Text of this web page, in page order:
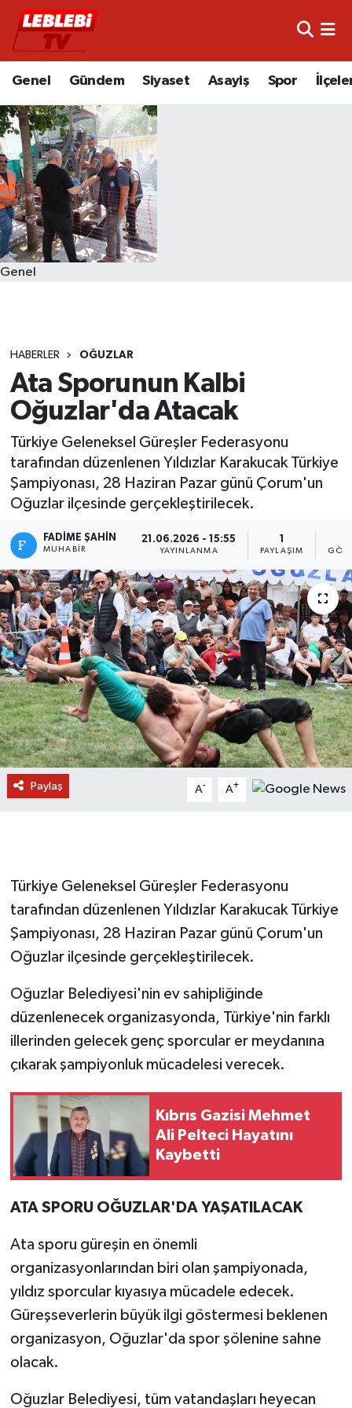
Genel Gündem Siyaset Asayiş Spor
Genel
HABERLER OĞUZLAR
Ata Sporunun Kalbi
Oğuzlar'da Atacak
Türkiye Geleneksel Güreşler Federasyonu
tarafından düzenlenen Yıldızlar Karakucak Türkiye
Şampiyonası, 28 Haziran Pazar günü Çorum'un
Oğuzlar ilçesinde gerçekleştirilecek.
FADIME ŞAHIN
MUHABIR
21.06.2026 - 15:55
YAYINLANMA
1
PAYLAŞIM
Paylaş A- A+
Türkiye Geleneksel Güreşler Federasyonu
tarafından düzenlenen Yıldızlar Karakucak Türkiye
Şampiyonası, 28 Haziran Pazar günü Çorum'un
Oğuzlar ilçesinde gerçekleştirilecek.
Oğuzlar Belediyesi'nin ev sahipliğinde
düzenlenecek organizasyonda, Türkiye'nin farklı
illerinden gelecek genç sporcular er meydanına
çıkarak şampiyonluk mücadelesi verecek.
Kıbrıs Gazisi Mehmet
Ali Pelteci Hayatını
Kaybetti
ATA SPORU OĞUZLAR'DA YAŞATILACAK
Ata sporu güreşin en önemli
organizasyonlarından biri olan şampiyonada,
yıldız sporcular kıyasıya mücadele edecek.
Güreşseverlerin büyük ilgi göstermesi beklenen
organizasyon, Oğuzlar'da spor şölenine sahne
olacak.
Oğuzlar Belediyesi, tüm vatandaşları heyecan
Hava Durumu
Trafik Durumu
Süper Lig Puan Durumu ve Fikstür
Tüm Manşetler
Son Dakika Haberleri